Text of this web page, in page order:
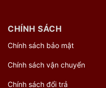
CHÍNH SÁCH
Chính sách bảo mật
Chính sách vận chuyển
Chính sách đổi trả